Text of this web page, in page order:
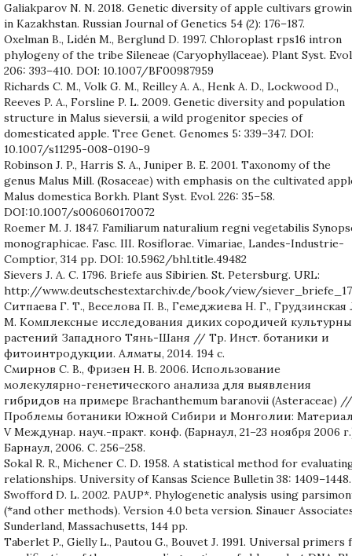
Galiakparov N. N. 2018. Genetic diversity of apple cultivars
in Kazakhstan. Russian Journal of Genetics 54 (2): 176–187.
Oxelman B., Lidén M., Berglund D. 1997. Chloroplast rps16 intron
phylogeny of the tribe Sileneae (Caryophyllaceae). Plant Syst.
206: 393–410. DOI: 10.1007/BF00987959
Richards C. M., Volk G. M., Reilley A. A., Henk A. D., Lockwood D.,
Reeves P. A., Forsline P. L. 2009. Genetic diversity and population
structure in Malus sieversii, a wild progenitor species of
domesticated apple. Tree Genet. Genomes 5: 339–347. DOI:
10.1007/s11295-008-0190-9
Robinson J. P., Harris S. A., Juniper B. E. 2001. Taxonomy of the
genus Malus Mill. (Rosaceae) with emphasis on the cultivated
Malus domestica Borkh. Plant Syst. Evol. 226: 35–58.
DOI:10.1007/s006060170072
Roemer M. J. 1847. Familiarum naturalium regni vegetabilis
monographicae. Fasc. III. Rosiflorae. Vimariae, Landes-Industrie-
Comptior, 314 pp. DOI: 10.5962/bhl.title.49482
Sievers J. A. C. 1796. Briefe aus Sibirien. St. Petersburg. URL:
http://www.deutschestextarchiv.de/book/view/
Ситпаева Г. Т., Веселова П. В., Гемеджиева Н. Г., Грудзинская
М. Комплексные исследования диких сородичей
растений Западного Тянь-Шаня // Тр. Инст. ботаники и
фитоинтродукции. Алматы, 2014. 194 с.
Смирнов С. B., Фризен Н. В. 2006. Использование
молекулярно-генетического анализа для выявления
гибридов на примере Brachanthemum baranovii (Asteraceae) //
Проблемы ботаники Южной Сибири и Монголии:
V Междунар. науч.-практ. конф. (Барнаул, 21–23 ноября 2006
Барнаул, 2006. С. 256–258.
Sokal R. R., Michener C. D. 1958. A statistical method for
relationships. University of Kansas Science Bulletin 38: 1409–1448.
Swofford D. L. 2002. PAUP*. Phylogenetic analysis using
(*and other methods). Version 4.0 beta version. Sinauer
Sunderland, Massachusetts, 144 pp.
Taberlet P., Gielly L., Pautou G., Bouvet J. 1991. Universal primers